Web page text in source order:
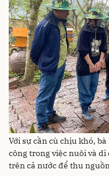
Với sự cần cù chịu khó,
công trong việc nuôi và
trên cả nước để thu